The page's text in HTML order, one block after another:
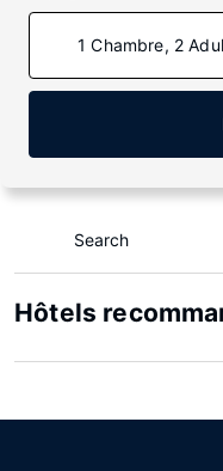
1 Chambre, 2
Search
Hôtels